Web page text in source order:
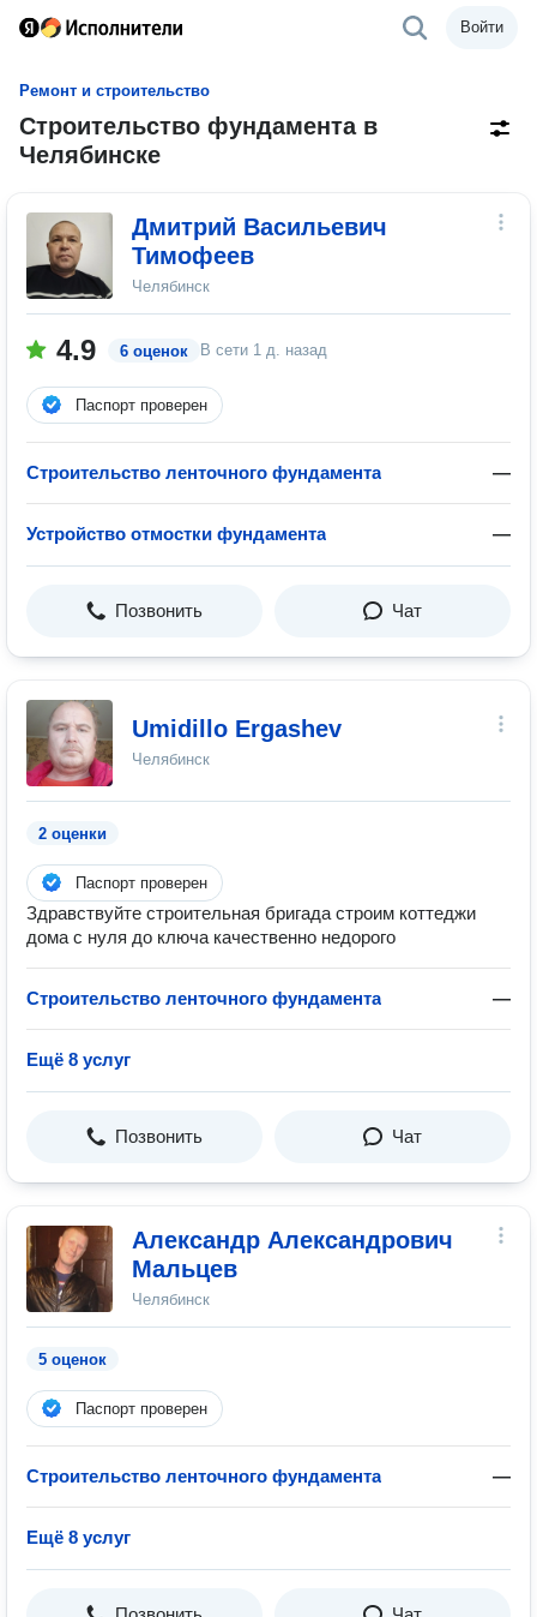
Войти
Ремонт и строительство
Строительство фундамента в
Челябинске
Дмитрий Васильевич
Тимофеев
Челябинск
4.9 6 оценок В сети 1 д. назад
Паспорт проверен
Строительство ленточного фундамента —
Устройство отмостки фундамента —
Позвонить Чат
Umidillo Ergashev
Челябинск
2 оценки
Паспорт проверен
Здравствуйте строительная бригада строим коттеджи
дома с нуля до ключа качественно недорого
Строительство ленточного фундамента —
Ещё 8 услуг
Позвонить Чат
Александр Александрович
Мальцев
Челябинск
5 оценок
Паспорт проверен
Строительство ленточного фундамента —
Ещё 8 услуг